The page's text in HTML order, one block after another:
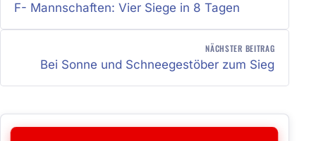
F- Mannschaften: Vier Siege in 8 Tagen
NÄCHSTER BEITRAG
Bei Sonne und Schneegestöber zum Sieg